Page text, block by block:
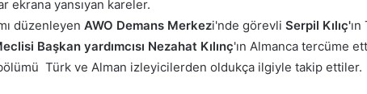
ekrana yansıyan kareler.
düzenleyen AWO Demans Merkezi'nde görevli Serpil Kılıç'
Başkan yardımcısı Nezahat Kılınç'ın Almanca tercüme
Türk ve Alman izleyicilerden oldukça ilgiyle takip ettiler.